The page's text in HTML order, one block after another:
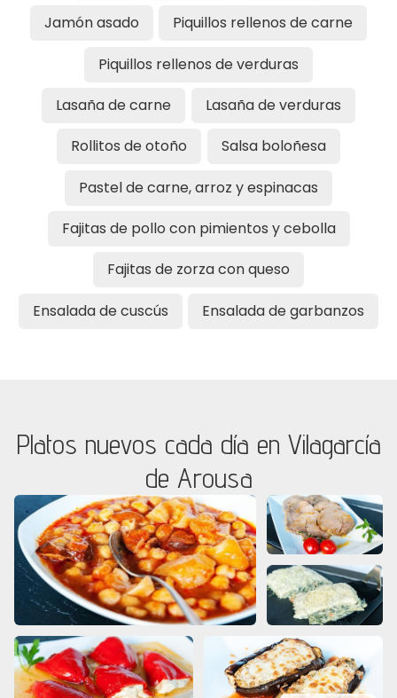
Jamón asado Piquillos rellenos de carne
Piquillos rellenos de verduras
Lasaña de carne Lasaña de verduras
Rollitos de otoño Salsa boloñesa
Pastel de carne, arroz y espinacas
Fajitas de pollo con pimientos y cebolla
Fajitas de zorza con queso
Ensalada de cuscús Ensalada de garbanzos
Platos nuevos cada día en Vilagarcía
de Arousa